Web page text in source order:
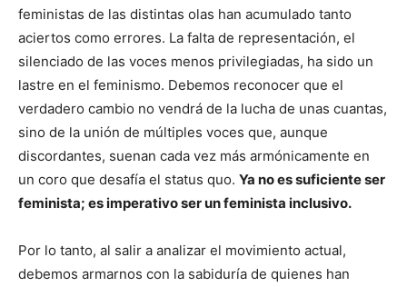
feministas de las distintas olas han acumulado tanto
aciertos como errores. La falta de representación, el
silenciado de las voces menos privilegiadas, ha sido un
lastre en el feminismo. Debemos reconocer que el
verdadero cambio no vendrá de la lucha de unas cuantas,
sino de la unión de múltiples voces que, aunque
discordantes, suenan cada vez más armónicamente en
un coro que desafía el status quo. Ya no es suficiente ser
feminista; es imperativo ser un feminista inclusivo.
Por lo tanto, al salir a analizar el movimiento actual,
debemos armarnos con la sabiduría de quienes han